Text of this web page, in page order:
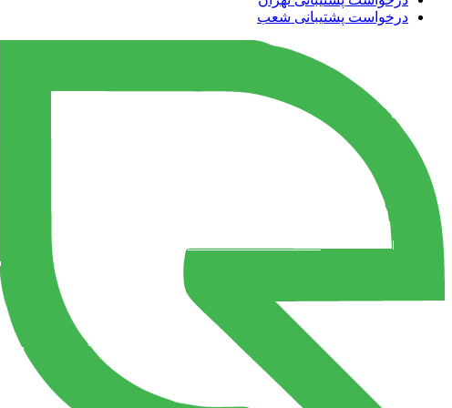
درخواست پشتیبانی شعب